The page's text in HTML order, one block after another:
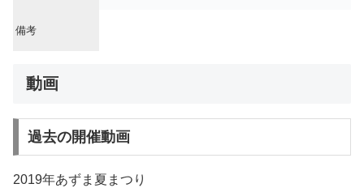
備考
動画
過去の開催動画
2019年あずま夏まつり